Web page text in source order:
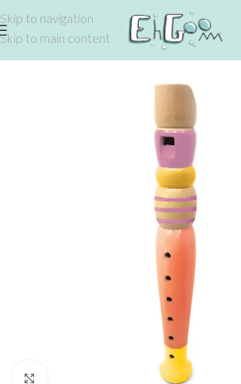
Skip to navigation
Skip to main content